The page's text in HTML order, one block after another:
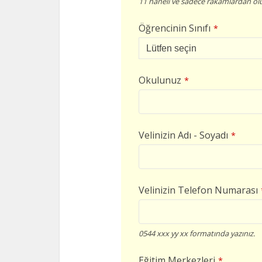
Öğrencinin Sınıfı *
Okulunuz *
Velinizin Adı - Soyadı *
Velinizin Telefon Numarası
0544 xxx yy xx formatında yazınız.